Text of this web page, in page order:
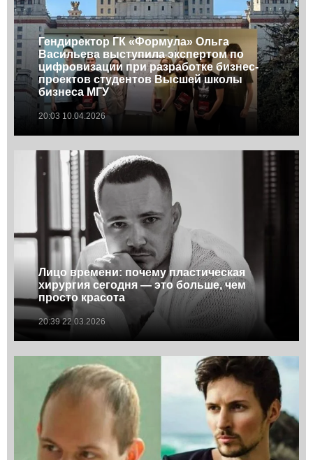
Гендиректор ГК «Формула» Ольга
Васильева выступила экспертом по
цифровизации при разработке бизнес-
проектов студентов Высшей школы
бизнеса МГУ
20:03 10.04.2026
Лицо времени: почему пластическая
хирургия сегодня — это больше, чем
просто красота
20:39 22.03.2026